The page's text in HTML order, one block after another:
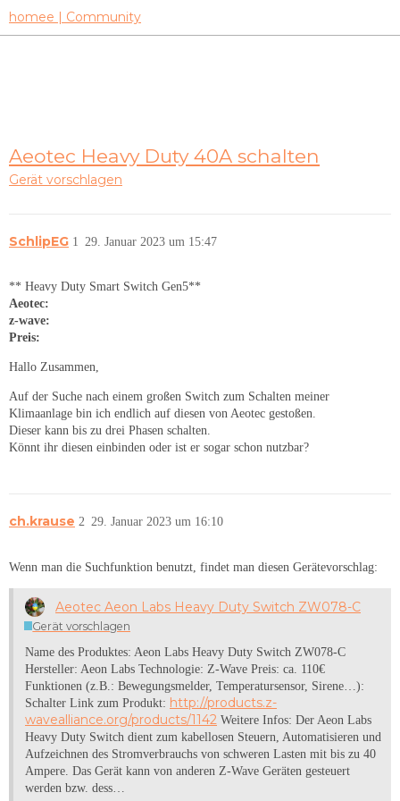
homee | Community
Aeotec Heavy Duty 40A schalten
Gerät vorschlagen
SchlipEG 29. Januar 2023 um 15:47
1
** Heavy Duty Smart Switch Gen5**
Aeotec:
z-wave:
Preis:
Hallo Zusammen,
Auf der Suche nach einem großen Switch zum Schalten meiner
Klimaanlage bin ich endlich auf diesen von Aeotec gestoßen.
Dieser kann bis zu drei Phasen schalten.
Könnt ihr diesen einbinden oder ist er sogar schon nutzbar?
ch.krause 29. Januar 2023 um 16:10
2
Wenn man die Suchfunktion benutzt, findet man diesen Gerätevorschlag:
Aeotec Aeon Labs Heavy Duty Switch ZW078-C
Gerät vorschlagen
Name des Produktes: Aeon Labs Heavy Duty Switch ZW078-C
Hersteller: Aeon Labs Technologie: Z-Wave Preis: ca. 110€
Funktionen (z.B.: Bewegungsmelder, Temperatursensor, Sirene…):
Schalter Link zum Produkt: http://products.z-
wavealliance.org/products/1142 Weitere Infos: Der Aeon Labs
Heavy Duty Switch dient zum kabellosen Steuern, Automatisieren und
Aufzeichnen des Stromverbrauchs von schweren Lasten mit bis zu 40
Ampere. Das Gerät kann von anderen Z-Wave Geräten gesteuert
werden bzw. dess…